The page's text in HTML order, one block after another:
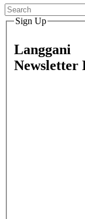
Sign Up
Langgani
Newsletter